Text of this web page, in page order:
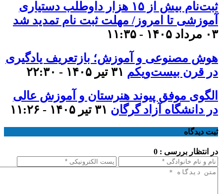
ثبت‌نام بیش از ۱۵ هزار داوطلب دستیاری
آموزشی تا امروز/ مهلت ثبت نام تمدید شد
۰۳ مرداد ۱۴۰۵ - ۱۱:۳۵
هوش مصنوعی و آموزش؛ بازتعریف یادگیری
در قرن بیست‌ویکم ۳۱ تیر ۱۴۰۵ - ۲۲:۳۰
الگوی موفق پیوند هنرستان و آموزش عالی
در دانشگاه آزاد گرگان ۳۱ تیر ۱۴۰۵ - ۱۱:۲۶
ثبت دیدگاه
در انتظار بررسی : 0